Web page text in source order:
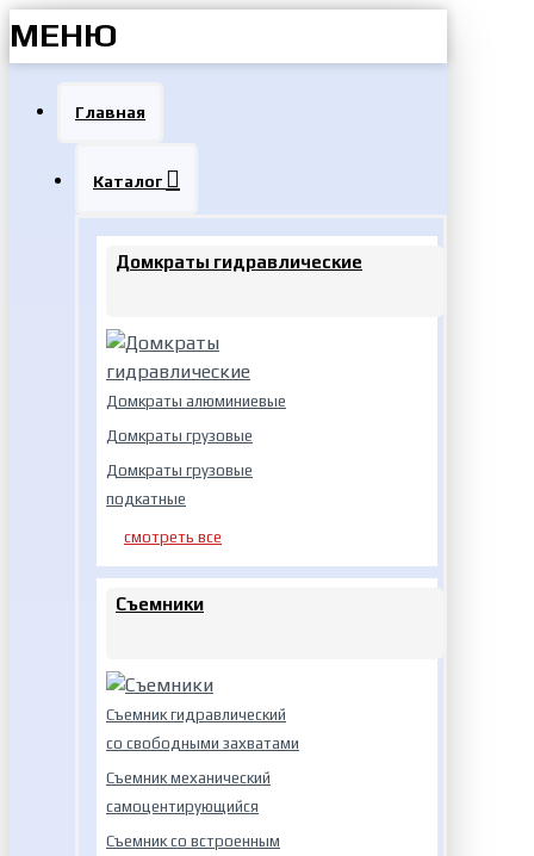
МЕНЮ
Главная
Каталог
Домкраты гидравлические
Домкраты алюминиевые
Домкраты грузовые
Домкраты грузовые
подкатные
смотреть все
Съемники
Съемник гидравлический
со свободными захватами
Съемник механический
самоцентирующийся
Съемник со встроенным